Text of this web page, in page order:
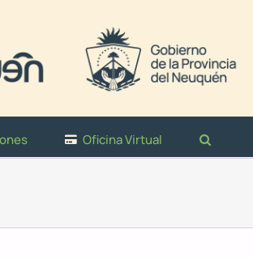
Oficina Virtual